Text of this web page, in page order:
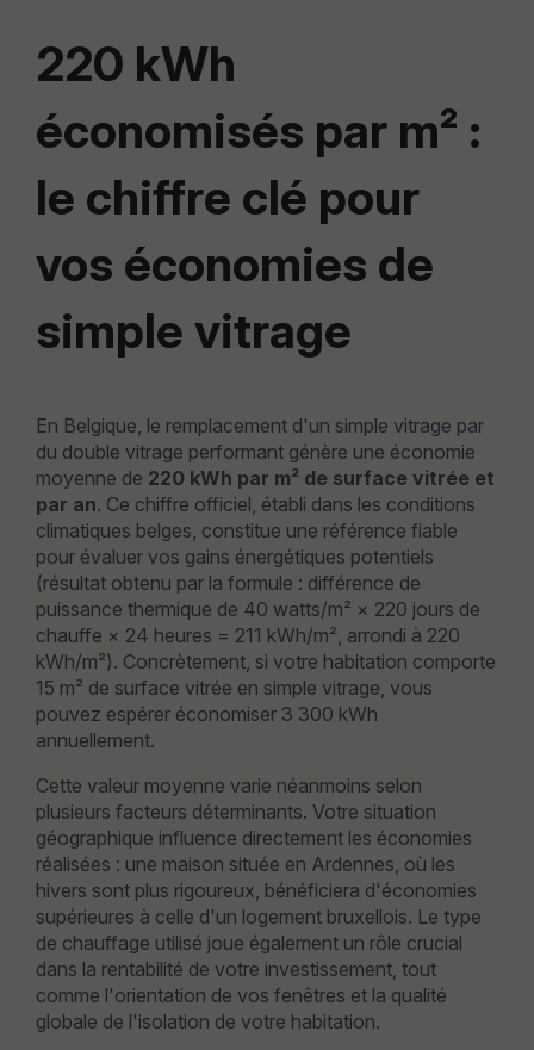
220 kWh
économisés par m² :
le chiffre clé pour
vos économies de
simple vitrage
En Belgique, le remplacement d'un simple vitrage par
du double vitrage performant génère une économie
moyenne de 220 kWh par m² de surface vitrée et
par an. Ce chiffre officiel, établi dans les conditions
climatiques belges, constitue une référence fiable
pour évaluer vos gains énergétiques potentiels
(résultat obtenu par la formule : différence de
puissance thermique de 40 watts/m² × 220 jours de
chauffe × 24 heures = 211 kWh/m², arrondi à 220
kWh/m²). Concrètement, si votre habitation comporte
15 m² de surface vitrée en simple vitrage, vous
pouvez espérer économiser 3 300 kWh
annuellement.
Cette valeur moyenne varie néanmoins selon
plusieurs facteurs déterminants. Votre situation
géographique influence directement les économies
réalisées : une maison située en Ardennes, où les
hivers sont plus rigoureux, bénéficiera d'économies
supérieures à celle d'un logement bruxellois. Le type
de chauffage utilisé joue également un rôle crucial
dans la rentabilité de votre investissement, tout
comme l'orientation de vos fenêtres et la qualité
globale de l'isolation de votre habitation.